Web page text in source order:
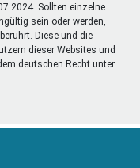
Sollten einzelne
sein oder werden,
Diese und die
dieser Websites und
deutschen Recht unter